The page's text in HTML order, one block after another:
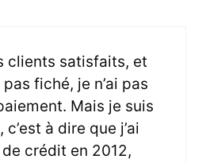
clients satisfaits, et
fiché, je n’ai pas
Mais je suis
à dire que j’ai
crédit en 2012,